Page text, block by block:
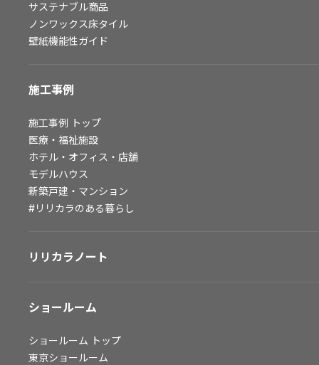
事業紹介
スペースソリューション事業
ファシリティソリューション事業
不動産投資開発事業
会社情報
採用情報
サステナブル商品
ノンワックス床タイル
壁紙機能性ガイド
施工事例
施工事例 トップ
医療・福祉施設
ホテル・オフィス・店舗
モデルハウス
新築戸建・マンション
#リリカラのある暮らし
リリカラノート
ショールーム
ショールーム トップ
東京ショールーム